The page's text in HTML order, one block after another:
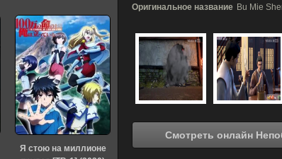
Оригинальное название Bu Mie
Я стою на миллионе